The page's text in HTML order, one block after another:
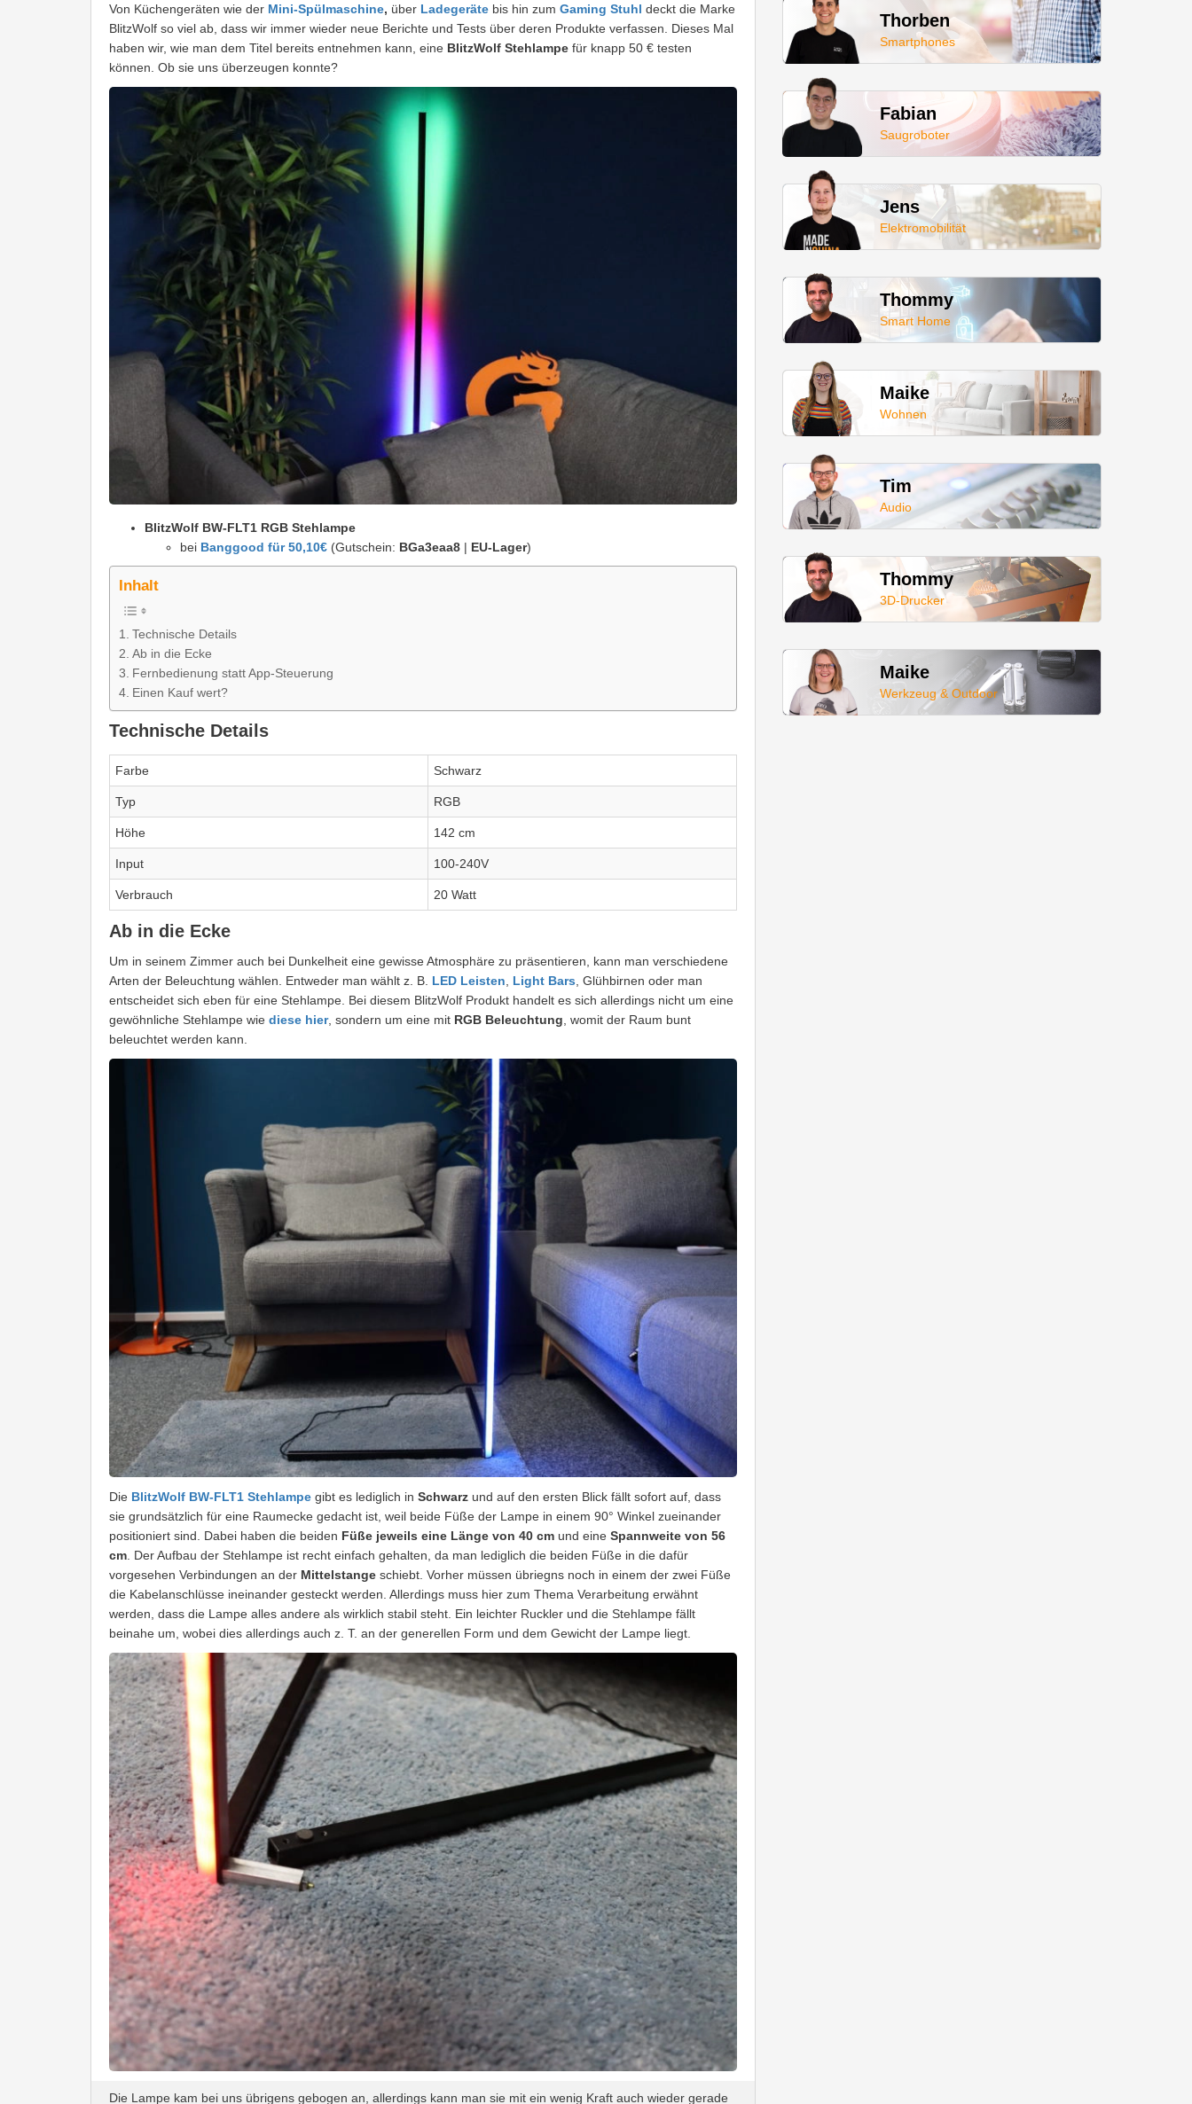
Von Küchengeräten wie der Mini-Spülmaschine, über Ladegeräte bis hin zum Gaming Stuhl deckt die Marke
BlitzWolf so viel ab, dass wir immer wieder neue Berichte und Tests über deren Produkte verfassen. Dieses Mal
haben wir, wie man dem Titel bereits entnehmen kann, eine BlitzWolf Stehlampe für knapp 50 € testen
können. Ob sie uns überzeugen konnte?
BlitzWolf BW-FLT1 RGB Stehlampe
bei Banggood für 50,10€ (Gutschein: BGa3eaa8 | EU-Lager)
Inhalt
Technische Details
Ab in die Ecke
Fernbedienung statt App-Steuerung
Einen Kauf wert?
Technische Details
Farbe Schwarz
Typ RGB
Höhe 142 cm
Input 100-240V
Verbrauch 20 Watt
Ab in die Ecke
Um in seinem Zimmer auch bei Dunkelheit eine gewisse Atmosphäre zu präsentieren, kann man verschiedene
Arten der Beleuchtung wählen. Entweder man wählt z. B. LED Leisten, Light Bars, Glühbirnen oder man
entscheidet sich eben für eine Stehlampe. Bei diesem BlitzWolf Produkt handelt es sich allerdings nicht um eine
gewöhnliche Stehlampe wie diese hier, sondern um eine mit RGB Beleuchtung, womit der Raum bunt
beleuchtet werden kann.
Die BlitzWolf BW-FLT1 Stehlampe gibt es lediglich in Schwarz und auf den ersten Blick fällt sofort auf, dass
sie grundsätzlich für eine Raumecke gedacht ist, weil beide Füße der Lampe in einem 90° Winkel zueinander
positioniert sind. Dabei haben die beiden Füße jeweils eine Länge von 40 cm und eine Spannweite von 56
cm . Der Aufbau der Stehlampe ist recht einfach gehalten, da man lediglich die beiden Füße in die dafür
vorgesehen Verbindungen an der Mittelstange schiebt. Vorher müssen übriegns noch in einem der zwei Füße
die Kabelanschlüsse ineinander gesteckt werden. Allerdings muss hier zum Thema Verarbeitung erwähnt
werden, dass die Lampe alles andere als wirklich stabil steht. Ein leichter Ruckler und die Stehlampe fällt
beinahe um, wobei dies allerdings auch z. T. an der generellen Form und dem Gewicht der Lampe liegt.
Die Lampe kam bei uns übrigens gebogen an, allerdings kann man sie mit ein wenig Kraft auch wieder gerade
Thorben
Smartphones
Fabian
Saugroboter
Jens
Elektromobilität
Thommy
Smart Home
Maike
Wohnen
Tim
Audio
Thommy
3D-Drucker
Maike
Werkzeug & Outdoor